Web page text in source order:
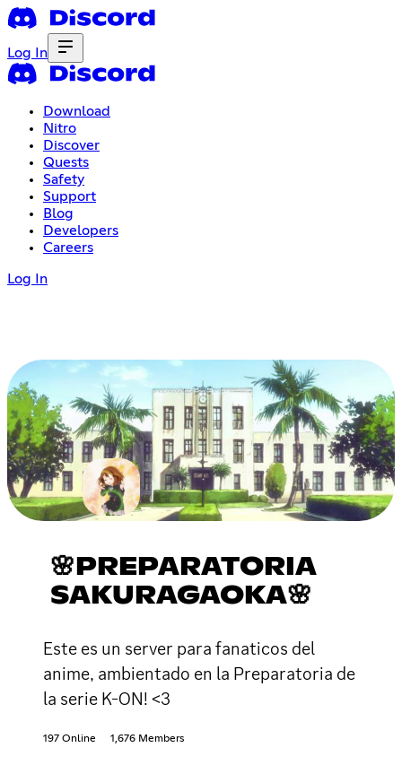
Log In
Download
Nitro
Discover
Quests
Safety
Support
Blog
Developers
Careers
Log In
🌸PREPARATORIA
SAKURAGAOKA🌸
Este es un server para fanaticos del
anime, ambientado en la Preparatoria de
la serie K-ON! <3
197 Online 1,676 Members